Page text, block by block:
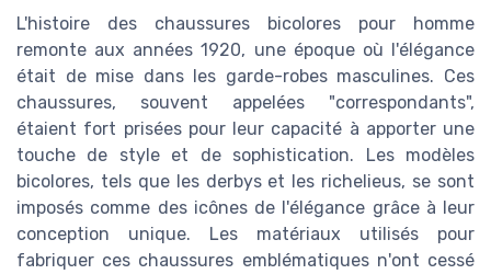
L'histoire des chaussures bicolores pour homme
remonte aux années 1920, une époque où l'élégance
était de mise dans les garde-robes masculines. Ces
chaussures, souvent appelées "correspondants",
étaient fort prisées pour leur capacité à apporter une
touche de style et de sophistication. Les modèles
bicolores, tels que les derbys et les richelieus, se sont
imposés comme des icônes de l'élégance grâce à leur
conception unique. Les matériaux utilisés pour
fabriquer ces chaussures emblématiques n'ont cessé